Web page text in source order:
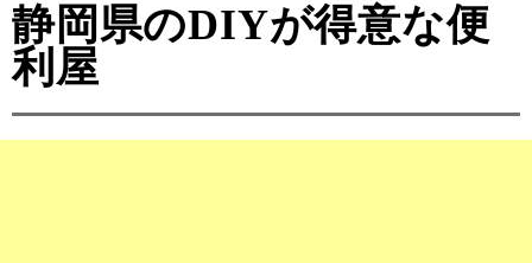
静岡県のDIYが得意な便
利屋